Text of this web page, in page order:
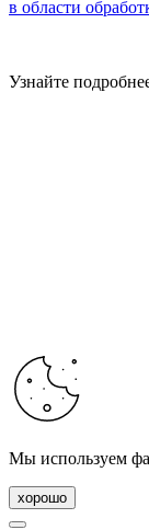
в области
Узнайте
Мы используем
хорошо